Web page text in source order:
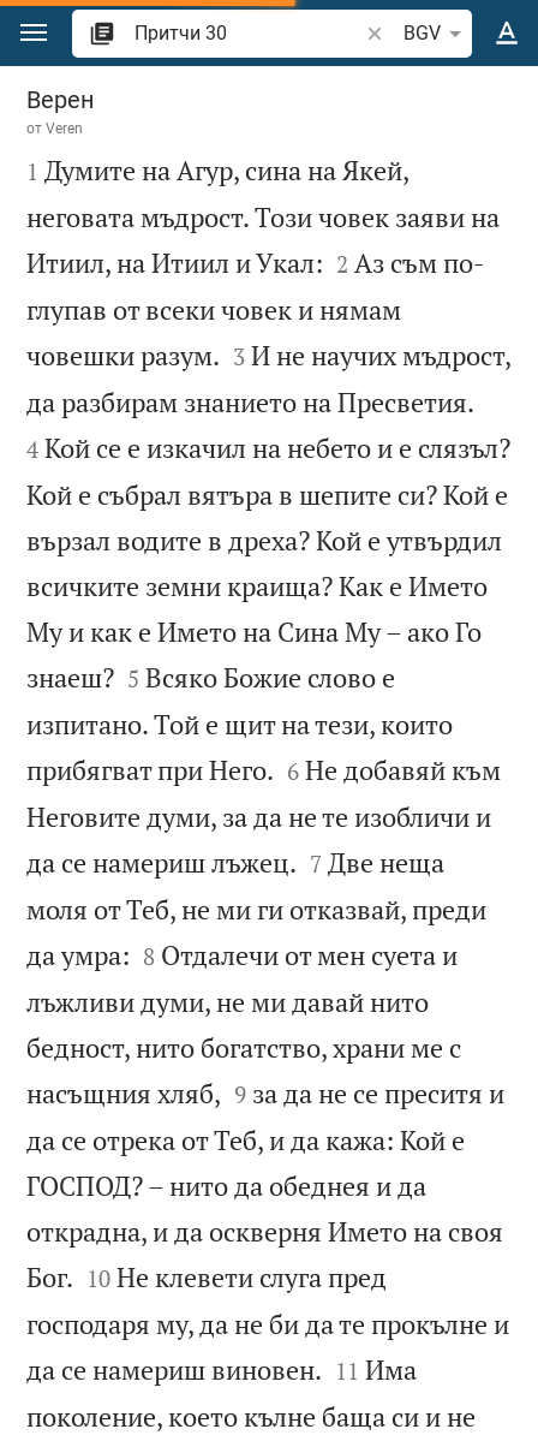
Преминете към съдържанието
Търсете стих или
BGV
Притчи 30
Верен
отVeren

1 Думите на Агур, сина на Якей,
неговата мъдрост. Този човек заяви на
Итиил, на Итиил и Укал: 

2 Аз съм по-
глупав от всеки човек и нямам
човешки разум. 

3 И не научих мъдрост,
да разбирам знанието на Пресветия.
4 Кой се е изкачил на небето и е слязъл?
Кой е събрал вятъра в шепите си? Кой е
вързал водите в дреха? Кой е утвърдил
всичките земни краища? Как е Името
Му и как е Името на Сина Му – ако Го
знаеш?
5 Всяко Божие слово е
изпитано. Той е щит на тези, които
прибягват при Него. 

6 Не добавяй към
Неговите думи, за да не те изобличи и
да се намериш лъжец. 

7 Две неща
моля от Теб, не ми ги отказвай, преди
да умра: 

8 Отдалечи от мен суета и
лъжливи думи, не ми давай нито
бедност, нито богатство, храни ме с
насъщния хляб, 

9 за да не се преситя и
да се отрека от Теб, и да кажа: Кой е
ГОСПОД? – нито да обеднея и да
открадна, и да оскверня Името на своя
Бог. 

10 Не клевети слуга пред
господаря му, да не би да те прокълне и
да се намериш виновен. 

11 Има
поколение, което кълне баща си и не